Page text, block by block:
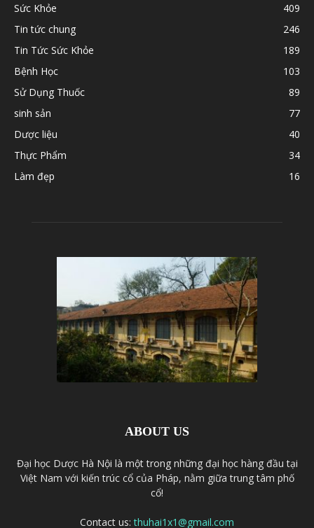
Sức Khỏe
409
Tin tức chung
246
Tin Tức Sức Khỏe
189
Bệnh Học
103
Sử Dụng Thuốc
89
sinh sản
77
Dược liệu
40
Thực Phẩm
34
Làm đẹp
16
ABOUT US
Đại học Dược Hà Nội là một trong những đại học hàng đầu tại
Việt Nam với kiến trúc cổ của Pháp, nằm giữa trung tâm phố
cổ!
Contact us:thuhai1x1@gmail.com